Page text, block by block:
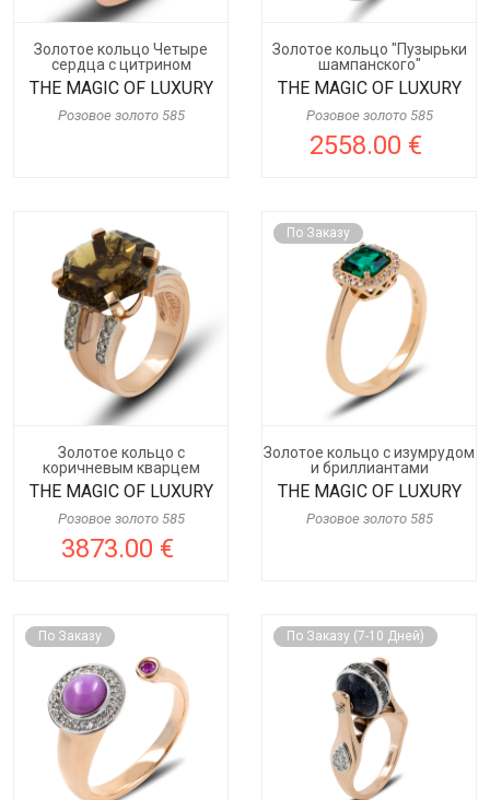
Золотое кольцо Четыре
сердца с цитрином
THE MAGIC OF LUXURY
Розовое золото 585
Золотое кольцо "Пузырьки
шампанского"
THE MAGIC OF LUXURY
Розовое золото 585
2558.00 €
Золотое кольцо с
коричневым кварцем
THE MAGIC OF LUXURY
Розовое золото 585
3873.00 €
По Заказу
Золотое кольцо с изумрудом
и бриллиантами
THE MAGIC OF LUXURY
Розовое золото 585
По Заказу По Заказу (7-10 Дней)